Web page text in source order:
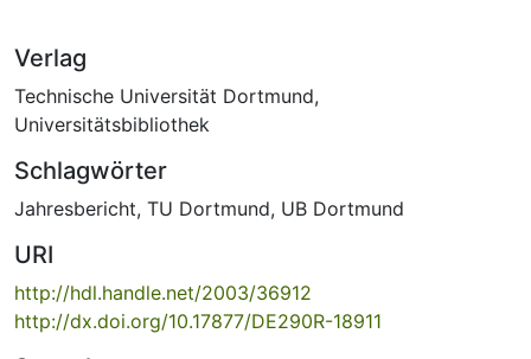
Verlag
Technische Universität Dortmund,
Universitätsbibliothek
Schlagwörter
Jahresbericht, TU Dortmund, UB Dortmund
URI
http://hdl.handle.net/2003/36912
http://dx.doi.org/10.17877/DE290R-18911